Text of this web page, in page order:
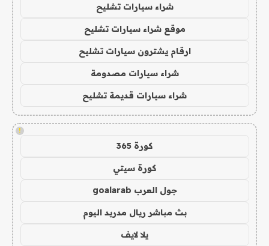
شراء سيارات تشليح
موقع شراء سيارات تشليح
ارقام يشترون سيارات تشليح
شراء سيارات مصدومة
شراء سيارات قديمة تشليح
!
كورة 365
كورة سيتي
جول العرب goalarab
بث مباشر ريال مدريد اليوم
يلا لايف